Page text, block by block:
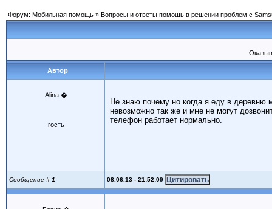
Форум: Мобильная помощь » Вопросы и ответы помошь в решении проблем с
Автор
Alina �
гость
Не знаю почему но когда я еду в деревню
невозможно так же и мне не могут
телефон работает нормально.
Сообщение # 1 08.06.13 - 21:52:09